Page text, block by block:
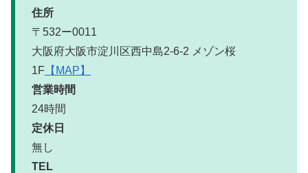
住所
〒532ー0011
大阪府大阪市淀川区西中島2-6-2 メゾン桜
1F 【MAP】
営業時間
24時間
定休日
無し
TEL